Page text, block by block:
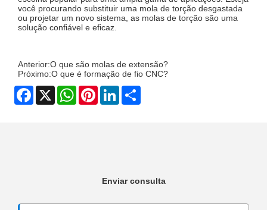
você procurando substituir uma mola de torção desgastada
ou projetar um novo sistema, as molas de torção são uma
solução confiável e eficaz.
Anterior:O que são molas de extensão?
Próximo:O que é formação de fio CNC?
Facebook
X WhatsAppPinterestLinkedIn
Enviar consulta